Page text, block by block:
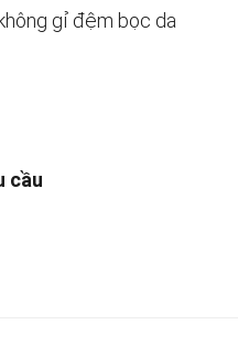
gỉ đệm bọc da
cầu